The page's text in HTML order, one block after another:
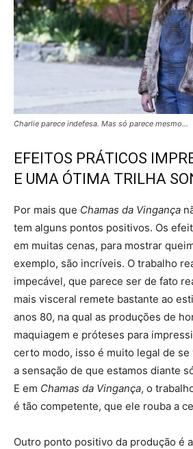
Charlie parece indefesa. Mas só parece mesmo…
EFEITOS PRÁTICOS
E UMA ÓTIMA TRILHA
Por mais que Chamas da Vingança
tem alguns pontos positivos. Os
em muitas cenas, para mostrar
exemplo, são incríveis. O trabalho
impecável, que parece ser de fato
mais visceral remete bastante ao
anos 80, na qual as produções de
maquiagem e próteses para
certo modo, isso é muito legal de
a sensação de que estamos diante
E em Chamas da Vingança, o
é tão competente, que ele rouba a
Outro ponto positivo da produção é